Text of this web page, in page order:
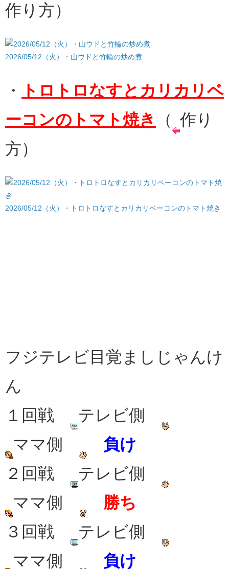
作り方）
2026/05/12（火）・山ウドと竹輪の炒め煮
・
トロトロなすとカリカリベ
ーコンのトマト焼き
（ 作り
方）
2026/05/12（火）・トロトロなすとカリカリベーコンのトマト焼き
フジテレビ目覚ましじゃんけ
ん
１回戦
テレビ側
ママ側
負け
２回戦
テレビ側
ママ側
勝ち
３回戦
テレビ側
ママ側
負け